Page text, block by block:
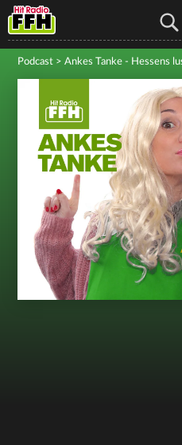
Podcast > Ankes Tanke - Hessens